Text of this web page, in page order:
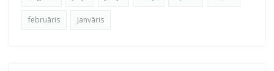
februāris janvāris